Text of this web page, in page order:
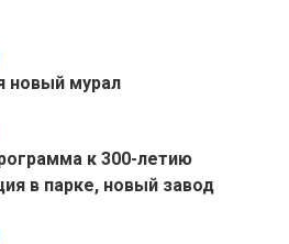
новый мурал
к 300-летию
в парке, новый завод